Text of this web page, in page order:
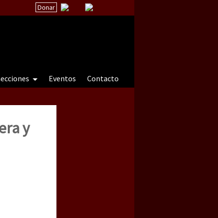
Donar
Eventos
Contacto
natureza sob cerco)
y